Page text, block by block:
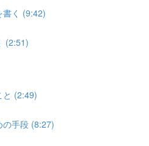
書く (9:42)
(2:51)
と (2:49)
の手段 (8:27)